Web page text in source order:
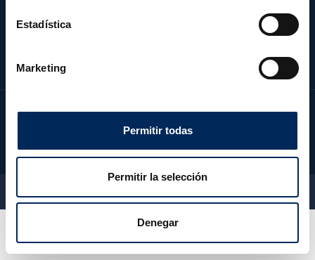
Estadística
Marketing
Permitir todas
Permitir la selección
Denegar
NOTRE SOCIÉTÉ
CONTACTEZ NOUS